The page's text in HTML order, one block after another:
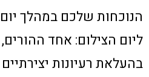
הנוכחות שלכם במהלך
ליום הצילום: אחד
בהעלאת רעיונות